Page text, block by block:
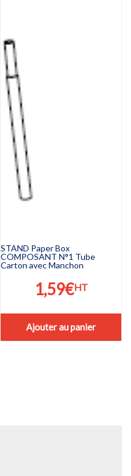
STAND Paper Box
COMPOSANT N°1 Tube
Carton avec Manchon
1,59€HT
Ajouter au panier